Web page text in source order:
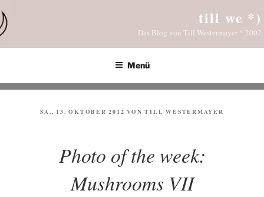
Inhalt
springen
till we *)
Das Blog von Till Westermayer * 2002
Menü
VERÖFFENTLICHT
SA., 13. OKTOBER 2012 VONTILL WESTERMAYER
Photo of the week:
Mushrooms VII